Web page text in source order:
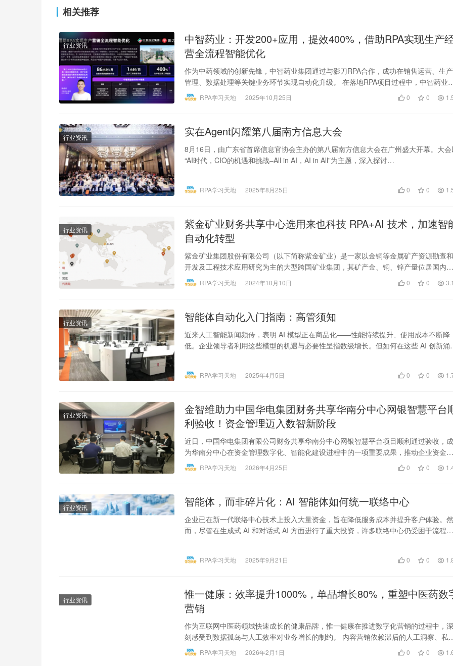
相关推荐
行业资讯
中智药业：开发200+应用，提效400%，借助RPA实现生产
营全流程智能优化
作为中药领域的创新先锋，中智药业集团通过与影刀RPA合作，成功在销售运营、生产
管理、数据处理等关键业务环节实现自动化升级。 在落地RPA项目过程中，中智药业
用“小切口、快见效”策…
RPA学习天地 2025年10月25日 0 0
行业资讯 实在Agent闪耀第八届南方信息大会
8月16日，由广东省首席信息官协会主办的第八届南方信息大会在广州盛大开幕。大会
“AI时代，CIO的机遇和挑战–All in AI，AI in All”为主题，深入探讨…
RPA学习天地 2025年8月25日 0 0
行业资讯
紫金矿业财务共享中心选用来也科技 RPA+AI 技术，加速智
自动化转型
紫金矿业集团股份有限公司（以下简称紫金矿业）是一家以金铜等金属矿产资源勘查和
开发及工程技术应用研究为主的大型跨国矿业集团，其矿产金、铜、锌产量位居国内第
一，在全国 14 个省（区）…
RPA学习天地 2024年10月10日 0 0
行业资讯 智能体自动化入门指南：高管须知
近来人工智能新闻频传，表明 AI 模型正在商品化——性能持续提升、使用成本不断降
低。企业领导者利用这些模型的机遇与必要性呈指数级增长。但如何在这些 AI 创新涌
RPA学习天地 2025年4月5日 0 0
行业资讯
金智维助力中国华电集团财务共享华南分中心网银智慧平台
利验收！资金管理迈入数智新阶段
近日，中国华电集团有限公司财务共享华南分中心网银智慧平台项目顺利通过验收，成
为华南分中心在资金管理数字化、智能化建设进程中的一项重要成果，推动企业资金管
理加速迈入更加高效、规范、可…
RPA学习天地 2026年4月25日 0 0
行业资讯 智能体，而非碎片化：AI 智能体如何统一联络中心
企业已在新一代联络中心技术上投入大量资金，旨在降低服务成本并提升客户体验。然
而，尽管在生成式 AI 和对话式 AI 方面进行了重大投资，许多联络中心仍受困于流程碎
RPA学习天地 2025年9月21日 0 0
行业资讯
惟一健康：效率提升1000%，单品增长80%，重塑中医药数
营销
作为互联网中医药领域快速成长的健康品牌，惟一健康在推进数字化营销的过程中，深
刻感受到数据孤岛与人工效率对业务增长的制约。 内容营销依赖滞后的人工洞察、私
客户数据难以实时同步、电商…
RPA学习天地 2026年2月1日 0 0